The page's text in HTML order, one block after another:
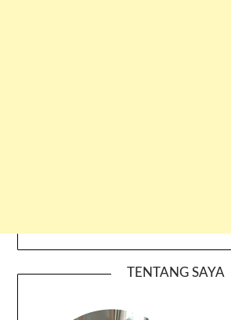
TENTANG SAYA